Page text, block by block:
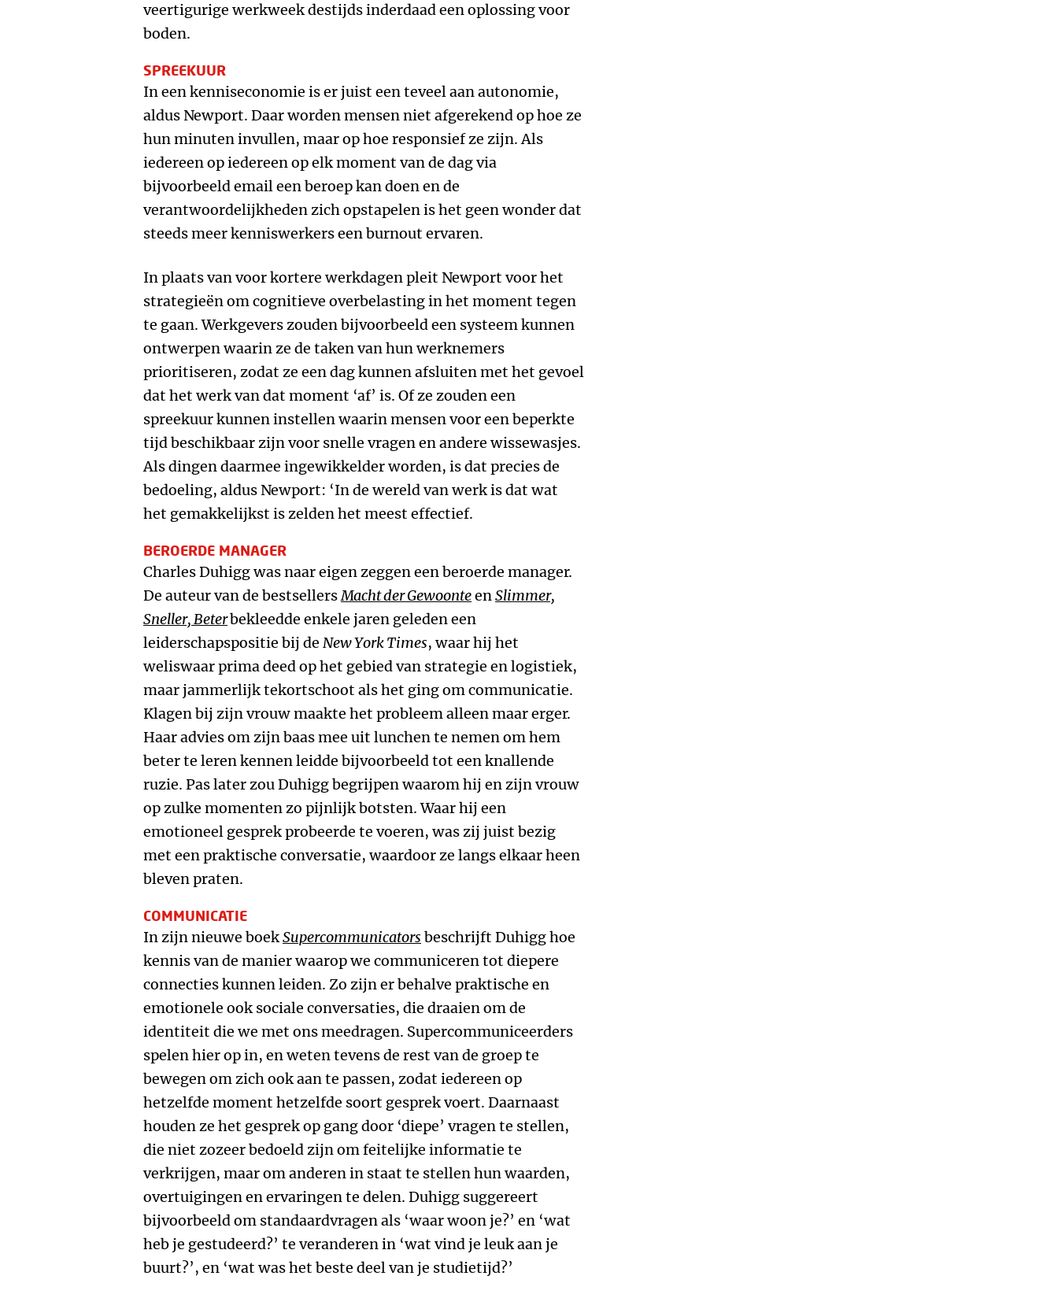
veertigurige werkweek destijds inderdaad een oplossing voor
boden.
SPREEKUUR
In een kenniseconomie is er juist een teveel aan autonomie,
aldus Newport. Daar worden mensen niet afgerekend op hoe ze
hun minuten invullen, maar op hoe responsief ze zijn. Als
iedereen op iedereen op elk moment van de dag via
bijvoorbeeld email een beroep kan doen en de
verantwoordelijkheden zich opstapelen is het geen wonder dat
steeds meer kenniswerkers een burnout ervaren.
In plaats van voor kortere werkdagen pleit Newport voor het
strategieën om cognitieve overbelasting in het moment tegen
te gaan. Werkgevers zouden bijvoorbeeld een systeem kunnen
ontwerpen waarin ze de taken van hun werknemers
prioritiseren, zodat ze een dag kunnen afsluiten met het gevoel
dat het werk van dat moment ‘af’ is. Of ze zouden een
spreekuur kunnen instellen waarin mensen voor een beperkte
tijd beschikbaar zijn voor snelle vragen en andere wissewasjes.
Als dingen daarmee ingewikkelder worden, is dat precies de
bedoeling, aldus Newport: ‘In de wereld van werk is dat wat
het gemakkelijkst is zelden het meest effectief.
BEROERDE MANAGER
Charles Duhigg was naar eigen zeggen een beroerde manager.
De auteur van de bestsellersMacht der GewoonteenSlimmer,
Sneller, Beterbekleedde enkele jaren geleden een
leiderschapspositie bij de New York Times, waar hij het
weliswaar prima deed op het gebied van strategie en logistiek,
maar jammerlijk tekortschoot als het ging om communicatie.
Klagen bij zijn vrouw maakte het probleem alleen maar erger.
Haar advies om zijn baas mee uit lunchen te nemen om hem
beter te leren kennen leidde bijvoorbeeld tot een knallende
ruzie. Pas later zou Duhigg begrijpen waarom hij en zijn vrouw
op zulke momenten zo pijnlijk botsten. Waar hij een
emotioneel gesprek probeerde te voeren, was zij juist bezig
met een praktische conversatie, waardoor ze langs elkaar heen
bleven praten.
COMMUNICATIE
In zijn nieuwe boekSupercommunicators beschrijft Duhigg hoe
kennis van de manier waarop we communiceren tot diepere
connecties kunnen leiden. Zo zijn er behalve praktische en
emotionele ook sociale conversaties, die draaien om de
identiteit die we met ons meedragen. Supercommuniceerders
spelen hier op in, en weten tevens de rest van de groep te
bewegen om zich ook aan te passen, zodat iedereen op
hetzelfde moment hetzelfde soort gesprek voert. Daarnaast
houden ze het gesprek op gang door ‘diepe’ vragen te stellen,
die niet zozeer bedoeld zijn om feitelijke informatie te
verkrijgen, maar om anderen in staat te stellen hun waarden,
overtuigingen en ervaringen te delen. Duhigg suggereert
bijvoorbeeld om standaardvragen als ‘waar woon je?’ en ‘wat
heb je gestudeerd?’ te veranderen in ‘wat vind je leuk aan je
buurt?’, en ‘wat was het beste deel van je studietijd?’